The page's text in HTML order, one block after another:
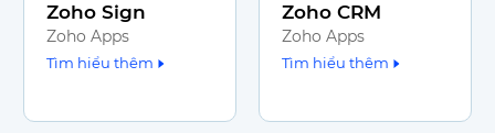
Zoho Sign
Zoho Apps
Tìm hiểu thêm
Zoho CRM
Zoho Apps
Tìm hiểu thêm